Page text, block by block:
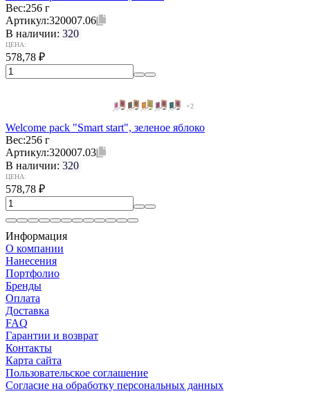
Вес:256 г
Артикул:320007.06
В наличии: 320
ЦЕНА:
578,78 ₽
+2
Welcome pack "Smart start", зеленое яблоко
Вес:256 г
Артикул:320007.03
В наличии: 320
ЦЕНА:
578,78 ₽
Информация
О компании
Нанесения
Портфолио
Бренды
Оплата
Доставка
FAQ
Гарантии и возврат
Контакты
Карта сайта
Пользовательское соглашение
Согласие на обработку персональных данных